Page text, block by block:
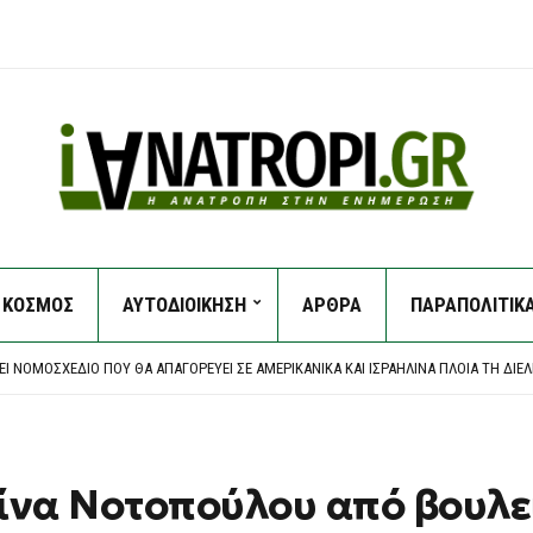
ΚΟΣΜΟΣ ΑΥΤΟΔΙΟΙΚΗΣΗ ΑΡΘΡΑ
ΣΤΙΣ ΗΠΑ: ΧΆΚΕΡ «ΧΤΥΠΟΎΝ» ΚΟΛΟΣΣΟΎΣ ΜΕ ΈΝΑ ΤΗΛΕΦΏΝΗΜΑ – ΠΏΣ
ΝΟΜΟΣΧΈΔΙΟ ΠΟΥ ΘΑ ΑΠΑΓΟΡΕΎΕΙ ΣΕ ΑΜΕΡΙΚΑΝΙΚΆ ΚΑΙ ΙΣΡΑΗΛΙΝΆ ΠΛΟΊΑ ΤΗ
ΙΧ ΣΤΟΝ ΔΕΝΔΡΟΠΌΤΑΜΟ
ΣΤΙΣ ΗΠΑ: ΧΆΚΕΡ «ΧΤΥΠΟΎΝ» ΚΟΛΟΣΣΟΎΣ ΜΕ ΈΝΑ ΤΗΛΕΦΏΝΗΜΑ – ΠΏΣ
Νοτοπούλου από